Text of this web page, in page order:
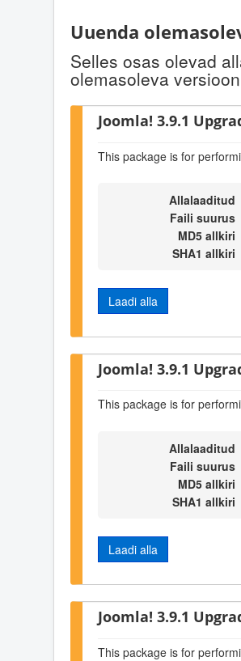
Uuenda
Selles osas olevad
olemasoleva
Joomla! 3.9.1
This package is for
Allalaaditud
Faili suurus
MD5 allkiri
SHA1 allkiri
Laadi alla
Joomla! 3.9.1
This package is for
Allalaaditud
Faili suurus
MD5 allkiri
SHA1 allkiri
Laadi alla
Joomla! 3.9.1
This package is for